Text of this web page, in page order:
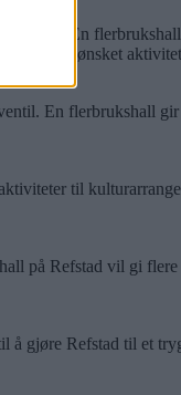
En
rom for uønsket
En flerbrukshall
til
på Refstad vil gi
gjøre Refstad til et